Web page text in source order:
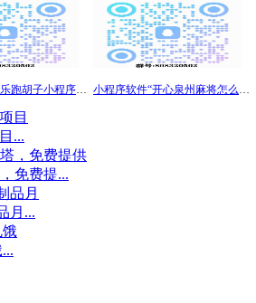
小程序必赢“多乐跑胡子小程序有挂吗”分享用挂技巧赢 小程序软件“开心泉州麻将怎么开挂”真其实确实有挂安装
...
免费提...
月...